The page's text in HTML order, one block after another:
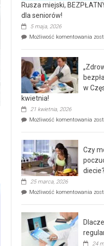
Rusza miejski,
dla seniorów!
5 maja, 2026
Możliwość komentowania
dla
w
kwietnia!
21 kwietnia, 2026
Możliwość komentowania
w
już
Czy
diecie?
25 marca, 2026
Możliwość komentowania Czy
że
24